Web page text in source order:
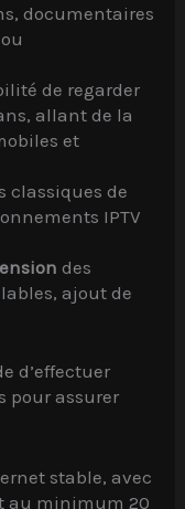
documentaires
de regarder
allant de la
et
classiques de
IPTV
des
ajout de
d’effectuer
pour assurer
stable, avec
au minimum 20